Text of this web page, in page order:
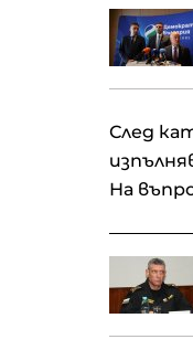
След
На